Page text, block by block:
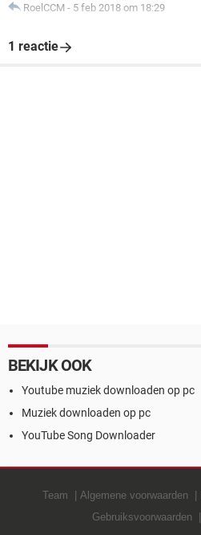
RoelCCM - 5 feb 2018 om 18:29
1 reactie
BEKIJK OOK
Youtube muziek downloaden op pc
Muziek downloaden op pc
YouTube Song Downloader
Team Algemene voorwaarden
Gebruiksvoorwaarden